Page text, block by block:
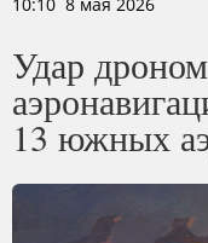
Удар
13 южных